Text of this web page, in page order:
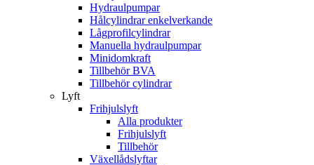
Hydraulpumpar
Hålcylindrar enkelverkande
Lågprofilcylindrar
Manuella hydraulpumpar
Minidomkraft
Tillbehör BVA
Tillbehör cylindrar
Lyft
Frihjulslyft
Alla produkter
Frihjulslyft
Tillbehör
Växellådslyftar